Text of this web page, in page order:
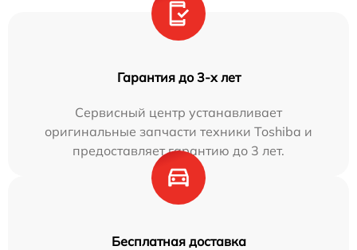
Гарантия до 3-х лет
Сервисный центр устанавливает
оригинальные запчасти техники Toshiba и
предоставляет гарантию до 3 лет.
Бесплатная доставка